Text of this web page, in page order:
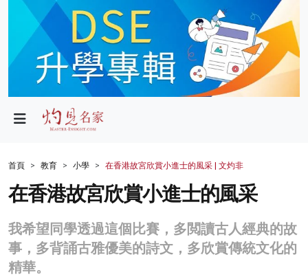
政局
財經
生活
商業
科技
首頁 教育 小學 在香港故宮欣賞小進士的風采 | 文灼非
在香港故宮欣賞小進士的風采
我希望同學透過這個比賽，多閲讀古人經典的故
事，多背誦古雅優美的詩文，多欣賞傳統文化的
精華。